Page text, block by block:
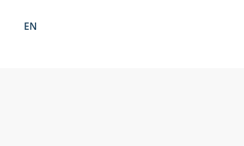
EN